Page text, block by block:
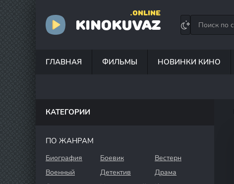
KINOKUVAZ
.ONLINE
ГЛАВНАЯ ФИЛЬМЫ НОВИНКИ КИНО
КАТЕГОРИИ
ПО ЖАНРАМ
Биография Боевик
Вестерн
Военный
Детектив
Драма